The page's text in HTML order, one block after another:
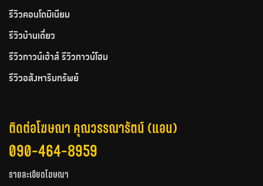
รีวิวคอนโดมิเนียม
รีวิวบ้านเดี่ยว
รีวิวทาวน์เฮ้าส์ รีวิวทาวน์โฮม
รีวิวอสังหาริมทรัพย์
ติดต่อโฆษณา คุณวรรณารัตน์ (แอน)
090-464-8959
รายละเอียดโฆษณา